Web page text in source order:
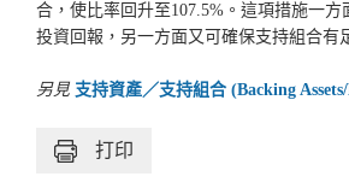
合，使比率回升至107.5%。這項措施一
投資回報，另一方面又可確保支持組合有
另見 支持資產／支持組合 (Backing
打印